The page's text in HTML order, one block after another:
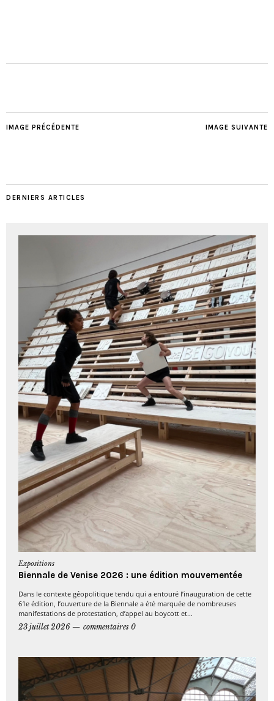
IMAGE SUIVANTE
IMAGE PRÉCÉDENTE
DERNIERS ARTICLES
Expositions
Biennale de Venise 2026 : une édition mouvementée
Dans le contexte géopolitique tendu qui a entouré l’inauguration de cette
61e édition, l’ouverture de la Biennale a été marquée de nombreuses
manifestations de protestation, d’appel au boycott et...
23 juillet 2026
commentaires 0